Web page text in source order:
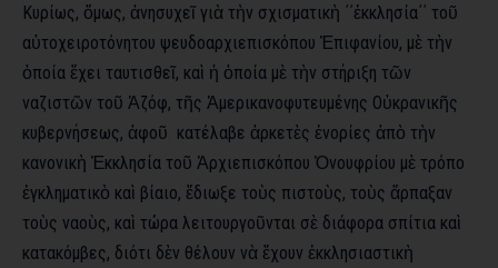
Κυρίως, ὅμως, ἀνησυχεῖ γιὰ τὴν σχισματικὴ ΄΄ἐκκλησία΄΄ τοῦ
αὐτοχειροτόνητου ψευδοαρχιεπισκόπου Ἐπιφανίου, μὲ τὴν
ὁποία ἔχει ταυτισθεῖ, καὶ ἡ ὁποία μὲ τὴν στήριξη τῶν
ναζιστῶν τοῦ Ἀζόφ, τῆς Ἀμερικανοφυτευμένης Οὐκρανικῆς
κυβερνήσεως, ἀφοῦ κατέλαβε ἀρκετὲς ἐνορίες ἀπὸ τὴν
κανονικὴ Ἐκκλησία τοῦ Ἀρχιεπισκόπου Ὀνουφρίου μὲ τρόπο
ἐγκληματικὸ καὶ βίαιο, ἔδιωξε τοὺς πιστοὺς, τοὺς ἄρπαξαν
τοὺς ναοὺς, καὶ τώρα λειτουργοῦνται σὲ διάφορα σπίτια καὶ
κατακόμβες, διότι δὲν θέλουν νὰ ἔχουν ἐκκλησιαστικὴ